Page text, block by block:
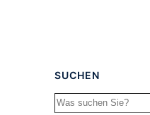
SUCHEN
Search